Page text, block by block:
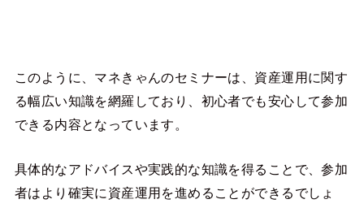
このように、マネきゃんのセミナーは、資産運用に関す
る幅広い知識を網羅しており、初心者でも安心して参加
できる内容となっています。
具体的なアドバイスや実践的な知識を得ることで、参加
者はより確実に資産運用を進めることができるでしょ